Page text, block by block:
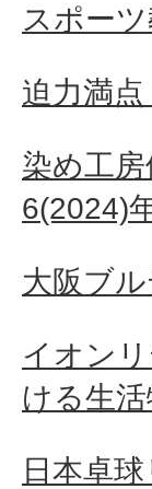
スポー
迫力満
染め工
6(2024)
大阪ブ
イオン
ける生
日本卓